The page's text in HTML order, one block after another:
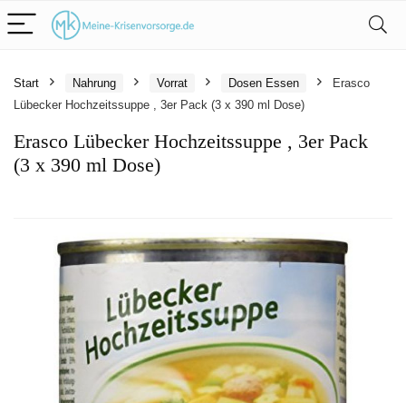
Start Nahrung Vorrat Dosen Essen
Erasco
Lübecker Hochzeitssuppe , 3er Pack (3 x 390 ml Dose)
Erasco Lübecker Hochzeitssuppe , 3er Pack
(3 x 390 ml Dose)